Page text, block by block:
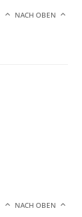
NACH OBEN
NACH OBEN